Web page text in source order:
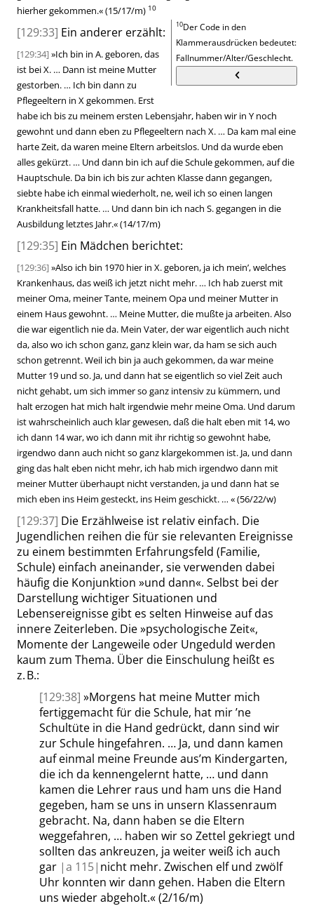
hierher gekommen.«(15/17/m) 10
10Der Code in den
Klammerausdrücken bedeutet:
Fallnummer/Alter/Geschlecht.
[129:33] Ein anderer erzählt:
[129:34]»Ich bin in A. geboren, das
ist bei X. … Dann ist meine Mutter
gestorben. … Ich bin dann zu
Pflegeeltern in X gekommen. Erst
habe ich bis zu meinem ersten Lebensjahr, haben wir in Y noch
gewohnt und dann eben zu Pflegeeltern nach X. … Da kam mal eine
harte Zeit, da waren meine Eltern arbeitslos. Und da wurde eben
alles gekürzt. … Und dann bin ich auf die Schule gekommen, auf die
Hauptschule. Da bin ich bis zur achten Klasse dann gegangen,
siebte habe ich einmal wiederholt, ne, weil ich so einen langen
Krankheitsfall hatte. … Und dann bin ich nach S. gegangen in die
Ausbildung letztes Jahr.«(14/17/m)
[129:35] Ein Mädchen berichtet:
[129:36]»Also ich bin 1970 hier in X. geboren, ja ich mein’, welches
Krankenhaus, das weiß ich jetzt nicht mehr. … Ich hab zuerst mit
meiner Oma, meiner Tante, meinem Opa und meiner Mutter in
einem Haus gewohnt. … Meine Mutter, die mußte ja arbeiten. Also
die war eigentlich nie da. Mein Vater, der war eigentlich auch nicht
da, also wo ich schon ganz, ganz klein war, da ham se sich auch
schon getrennt. Weil ich bin ja auch gekommen, da war meine
Mutter 19 und so. Ja, und dann hat se eigentlich so viel Zeit auch
nicht gehabt, um sich immer so ganz intensiv zu kümmern, und
halt erzogen hat mich halt irgendwie mehr meine Oma. Und darum
ist wahrscheinlich auch klar gewesen, daß die halt eben mit 14, wo
ich dann 14 war, wo ich dann mit ihr richtig so gewohnt habe,
irgendwo dann auch nicht so ganz klargekommen ist. Ja, und dann
ging das halt eben nicht mehr, ich hab mich irgendwo dann mit
meiner Mutter überhaupt nicht verstanden, ja und dann hat se
mich eben ins Heim gesteckt, ins Heim geschickt. … «(56/22/w)
[129:37] Die Erzählweise ist relativ einfach. Die
Jugendlichen reihen die für sie relevanten Ereignisse
zu einem bestimmten Erfahrungsfeld (Familie,
Schule) einfach aneinander, sie verwenden dabei
häufig die Konjunktion »und dann«. Selbst bei der
Darstellung wichtiger Situationen und
Lebensereignisse gibt es selten Hinweise auf das
innere Zeiterleben. Die»psychologische Zeit«,
Momente der Langeweile oder Ungeduld werden
kaum zum Thema. Über die Einschulung heißt es
z. B.:
[129:38] »Morgens hat meine Mutter mich
fertiggemacht für die Schule, hat mir ’ne
Schultüte in die Hand gedrückt, dann sind wir
zur Schule hingefahren. … Ja, und dann kamen
auf einmal meine Freunde aus’m Kindergarten,
die ich da kennengelernt hatte, … und dann
kamen die Lehrer raus und ham uns die Hand
gegeben, ham se uns in unsern Klassenraum
gebracht. Na, dann haben se die Eltern
weggefahren, … haben wir so Zettel gekriegt und
sollten das ankreuzen, ja weiter weiß ich auch
gar |a 115| nicht mehr. Zwischen elf und zwölf
Uhr konnten wir dann gehen. Haben die Eltern
uns wieder abgeholt.«(2/16/m)